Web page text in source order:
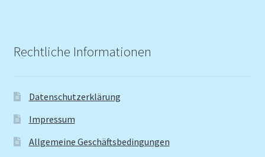
Rechtliche Informationen
Datenschutzerklärung
Impressum
Allgemeine Geschäftsbedingungen